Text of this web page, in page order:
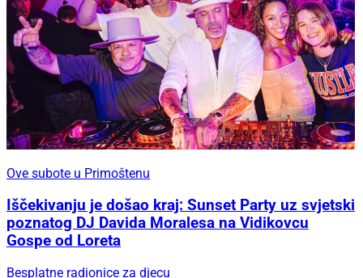
Ove subote u Primoštenu
Iščekivanju je došao kraj: Sunset Party uz svjetski
poznatog DJ Davida Moralesa na Vidikovcu
Gospe od Loreta
Besplatne radionice za djecu